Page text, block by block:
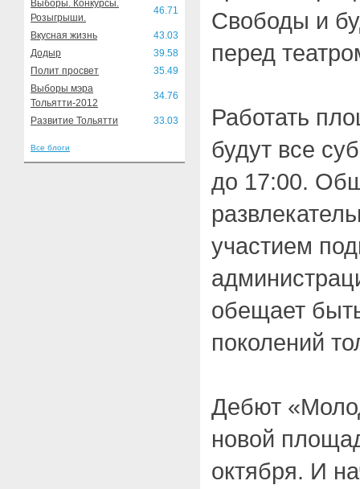
Выборы. Конкурсы.
Розыгрыши.
46.71
Вкусная жизнь
43.03
Додыр
39.58
Полит просвет
35.49
Выборы мэра
Тольятти-2012
34.76
Развитие Тольятти 33.03
Все блоги
Свободы и
перед
Работать
будут все
до 17:00.
участием
обещает
поколений
Дебют
новой
октября. И